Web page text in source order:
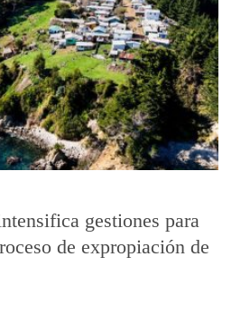
gestiones para
de expropiación de